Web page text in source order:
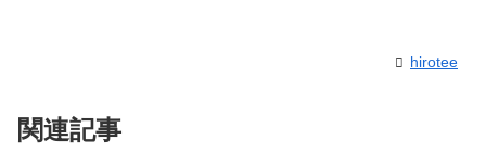
hirotee
関連記事